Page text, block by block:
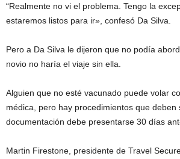
“Realmente no vi el problema. Tengo la
estaremos listos para ir», confesó Da Silva.
Pero a Da Silva le dijeron que no podía
novio no haría el viaje sin ella.
Alguien que no esté vacunado puede volar
médica, pero hay procedimientos que deben
documentación debe presentarse 30 días
Martin Firestone, presidente de Travel